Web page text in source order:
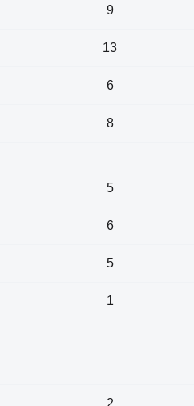
9
13
6
8
5
6
5
1
2